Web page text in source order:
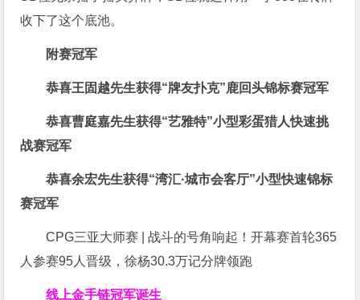
收下了这个底池。
附赛冠军
恭喜王固越先生获得“牌友扑克”鹿回头锦标赛冠军
恭喜曹庭嘉先生获得“艺雅特”小型彩蛋猎人快速挑
战赛冠军
恭喜余宏先生获得“湾汇·城市会客厅”小型快速锦标
赛冠军
CPG三亚大师赛 | 战斗的号角响起！开幕赛首轮365
人参赛95人晋级，徐杨30.3万记分牌领跑
线上金手链冠军诞生